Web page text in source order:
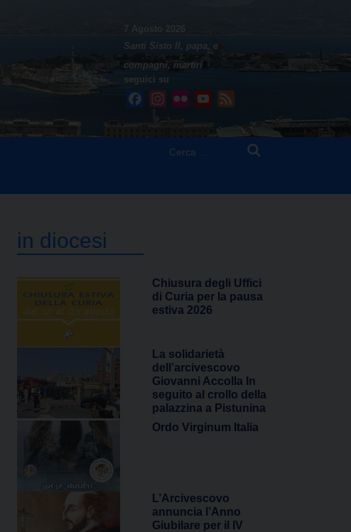
7 Agosto 2026
Santi Sisto II, papa, e
compagni, martiri
seguici su
FacebookInstagram
Flickr YouTube
in diocesi
Chiusura degli Uffici
di Curia per la pausa
estiva 2026
La solidarietà
dell’arcivescovo
Giovanni Accolla In
seguito al crollo della
palazzina a Pistunina
Ordo Virginum Italia
L’Arcivescovo
annuncia l’Anno
Giubilare per il IV